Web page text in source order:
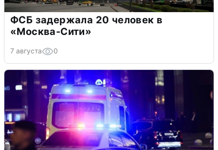
ФСБ задержала 20 человек в
«Москва-Сити»
7 августа 0